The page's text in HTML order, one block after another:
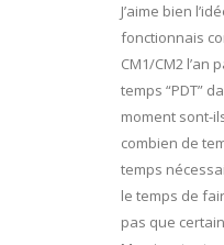
J’aime bien
fonctionnais
CM1/CM2 l’an
temps “PDT”
moment sont-
combien de
temps
le temps de
pas que